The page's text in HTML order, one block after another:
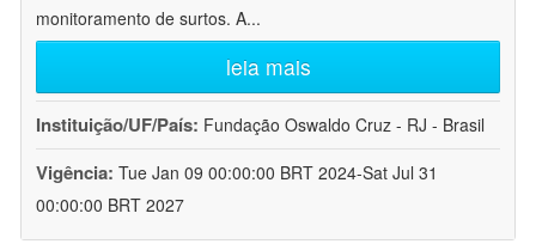
monitoramento de surtos. A...
leia mais
Instituição/UF/País: Fundação Oswaldo Cruz - RJ - Brasil
Vigência: Tue Jan 09 00:00:00 BRT 2024-Sat Jul 31
00:00:00 BRT 2027